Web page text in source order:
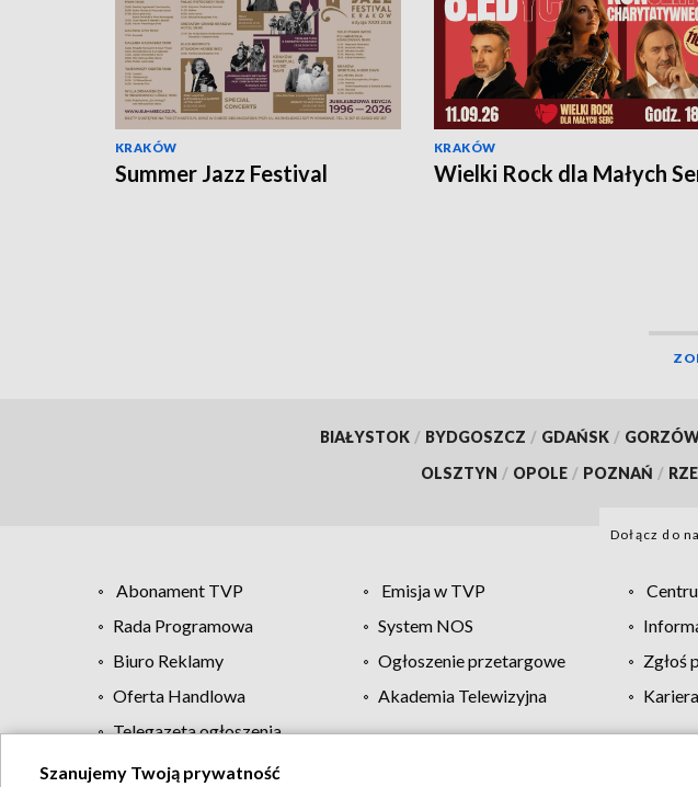
KRAKÓW
Summer Jazz Festival
KRAKÓW
Wielki Rock dla Małych
BIAŁYSTOK / BYDGOSZCZ / GDAŃSK /
OLSZTYN / OPOLE / POZNAŃ /
Dołącz do
Abonament TVP Emisja w TVP
Rada Programowa
System NOS
Biuro Reklamy
Ogłoszenie przetargowe Zgłoś
Oferta Handlowa
Akademia Telewizyjna
Telegazeta ogłoszenia
Szanujemy Twoją prywatność